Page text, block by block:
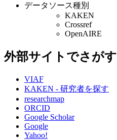
データソース種別
KAKEN
Crossref
OpenAIRE
外部サイトでさがす
VIAF
KAKEN - 研究者を探す
researchmap
ORCID
Google Scholar
Google
Yahoo!